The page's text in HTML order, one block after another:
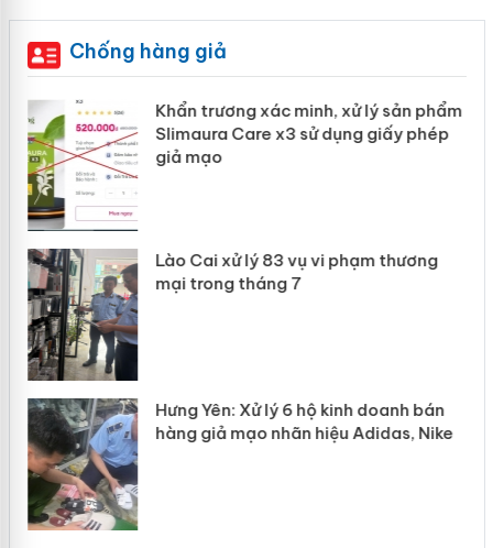
Chống hàng giả
Khẩn trương xác minh, xử lý sản phẩm
Slimaura Care x3 sử dụng giấy phép
giả mạo
Lào Cai xử lý 83 vụ vi phạm thương
mại trong tháng 7
Hưng Yên: Xử lý 6 hộ kinh doanh bán
hàng giả mạo nhãn hiệu Adidas, Nike